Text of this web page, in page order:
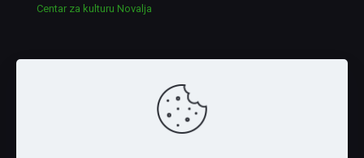
Centar za kulturu Novalja